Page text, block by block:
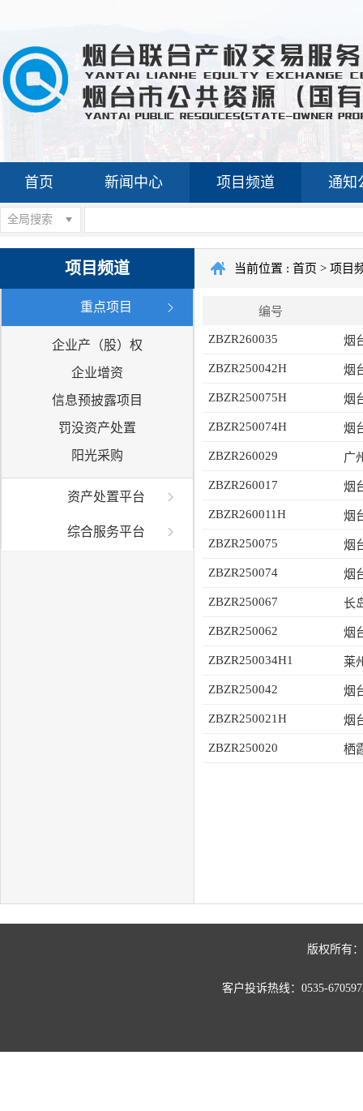
首页 新闻中心 项目频道 通知
全局搜索
项目频道
重点项目
企业产（股）权
企业增资
信息预披露项目
罚没资产处置
阳光采购
资产处置平台
综合服务平台
当前位置 : 首页 > 项目
编号
ZBZR260035 烟
ZBZR250042H 烟
ZBZR250075H 烟
ZBZR250074H 烟
ZBZR260029 广
ZBZR260017 烟
ZBZR260011H 烟
ZBZR250075 烟
ZBZR250074 烟
ZBZR250067 长
ZBZR250062 烟
ZBZR250034H1
ZBZR250042 烟
ZBZR250021H 烟
ZBZR250020
版权所有
客户投诉热线：0535-